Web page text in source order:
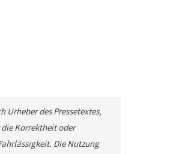
des Pressetextes,
Korrektheit oder
Die Nutzung